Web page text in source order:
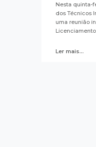
Nesta quinta-
dos Técnicos
uma reunião
Licenciamento
Ler mais...